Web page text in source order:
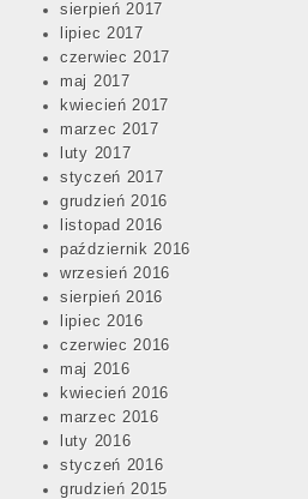
sierpień 2017
lipiec 2017
czerwiec 2017
maj 2017
kwiecień 2017
marzec 2017
luty 2017
styczeń 2017
grudzień 2016
listopad 2016
październik 2016
wrzesień 2016
sierpień 2016
lipiec 2016
czerwiec 2016
maj 2016
kwiecień 2016
marzec 2016
luty 2016
styczeń 2016
grudzień 2015